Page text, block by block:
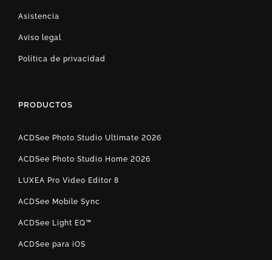
Asistencia
Aviso legal
Política de privacidad
PRODUCTOS
ACDSee Photo Studio Ultimate 2026
ACDSee Photo Studio Home 2026
LUXEA Pro Video Editor 8
ACDSee Mobile Sync
ACDSee Light EQ™
ACDSee para iOS